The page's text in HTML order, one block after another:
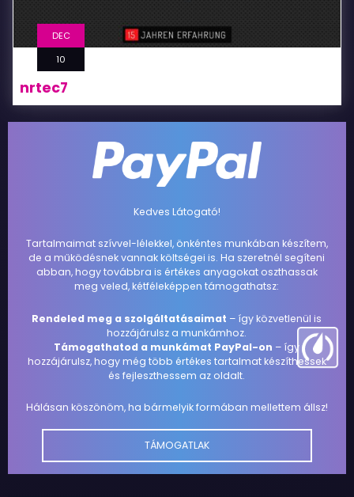
DEC
10
nrtec7
Kedves Látogató!
Tartalmaimat szívvel-lélekkel, önkéntes munkában készítem,
de a működésnek vannak költségei is. Ha szeretnél segíteni
abban, hogy továbbra is értékes anyagokat oszthassak
meg veled, kétféleképpen támogathatsz:
Rendeled meg a szolgáltatásaimat – így közvetlenül is
hozzájárulsz a munkámhoz.
Támogathatod a munkámat PayPal-on – így
hozzájárulsz, hogy még több értékes tartalmat készíthessek
és fejleszthessem az oldalt.
Hálásan köszönöm, ha bármelyik formában mellettem állsz!
TÁMOGATLAK